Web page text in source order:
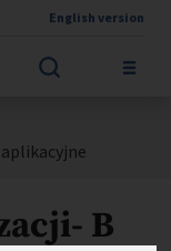
English version
B